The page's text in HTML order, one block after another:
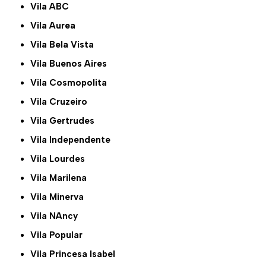
Vila ABC
Vila Aurea
Vila Bela Vista
Vila Buenos Aires
Vila Cosmopolita
Vila Cruzeiro
Vila Gertrudes
Vila Independente
Vila Lourdes
Vila Marilena
Vila Minerva
Vila NAncy
Vila Popular
Vila Princesa Isabel